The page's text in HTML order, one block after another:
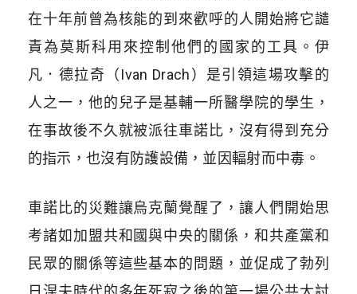
在十年前曾為核能的到來歡呼的人開始將它譴
責為莫斯科用來控制他們的國家的工具。伊
凡．德拉奇（Ivan Drach）是引領這場攻擊的
人之一，他的兒子是基輔一所醫學院的學生，
在事故後不久就被派往車諾比，沒有得到充分
的指示，也沒有防護設備，並因輻射而中毒。
車諾比的災難讓烏克蘭覺醒了，讓人們開始思
考諸如加盟共和國與中央的關係，和共產黨和
民眾的關係等這些基本的問題，並促成了勃列